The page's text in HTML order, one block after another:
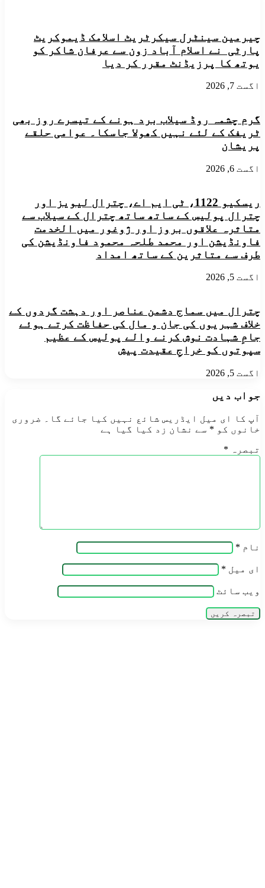
میں
قربانی
کے
جانوروں
گائے،
اور
بھیڑوں
مانگ
میں
نمایاں
لاپتہ
ہوگئے
ہیں۔
ڈویژونل
چترال
چیرمین سینٹرل سیکرٹریٹ اسلامک ڈیموکریٹ
پارٹی نے اسلام آباد زون سے عرفان شاکر کو
یوتھ کا پرزیڈنٹ مقرر کر دیا
اگست 7, 2026
گرم چشمہ روڈ سیلاب برد ہونے کے تیسرے روز بھی
ٹریفک کے لئے نہیں کھولا جاسکا۔ عوامی حلقے
پریشان
اگست 6, 2026
ریسکیو 1122، ٹی ایم اے، چترال لیویز اور
چترال پولیس کے ساتھ ساتھ چترال کے سیلاب سے
متاثرہ علاقوں بروز اور ژوغور میں الخدمت
فاونڈیشن اور محمد طلحہ محمود فاونڈیشن کی
طرف سے متاثرین کے ساتھ امداد
اگست 5, 2026
چترال میں سماج دشمن عناصر اور دہشت گردوں کے
خلاف شہریوں کی جان و مال کی حفاظت کرتے ہوئے
جامِ شہادت نوش کرنے والے پولیس کے عظیم
سپوتوں کو خراجِ عقیدت پیش
اگست 5, 2026
جواب دیں
آپ کا ای میل ایڈریس شائع نہیں کیا جائے گا۔
ضروری
خانوں کو * سے نشان زد کیا گیا ہے
تبصرہ *
نام *
ای میل *
ویب‌ سائٹ